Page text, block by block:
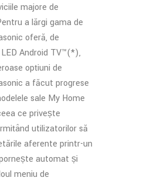
majore de
a lărgi gama de
oferă, de
Android TV™(*),
opțiuni de
a făcut progrese
sale My Home
ce privește
utilizatorilor să
aferente printr-un
automat și
meniu de